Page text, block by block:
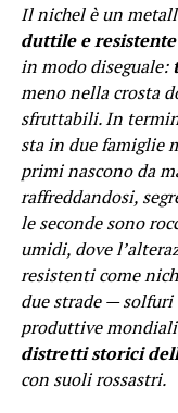
Il nichel è un
duttile e
in modo diseguale:
meno nella crosta
sfruttabili. In
sta in due famiglie
primi nascono da
raffreddandosi,
le seconde sono
umidi, dove
resistenti come
due strade —
produttive
distretti storici
con suoli rossastri.